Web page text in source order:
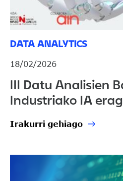
DATA ANALYTICS
18/02/2026
III Datu Analisien
Industriako IA
Irakurri gehiago